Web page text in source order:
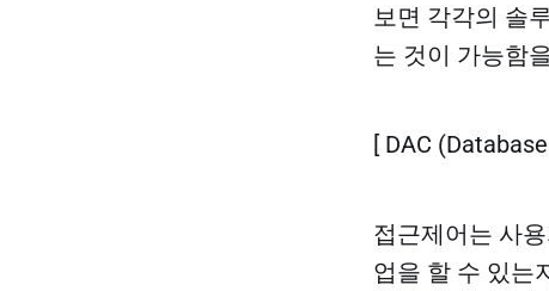
보면 각각의 솔
는 것이 가능함
[ DAC
접근제어는 사
업을 할 수 있는